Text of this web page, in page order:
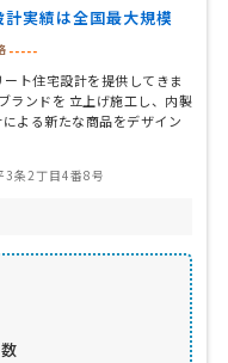
実績は全国最大規模
-----
ト住宅設計を提供してきま
ランドを 立上げ施工し、内製
よる新たな商品をデザイン
3条2丁目4番8号